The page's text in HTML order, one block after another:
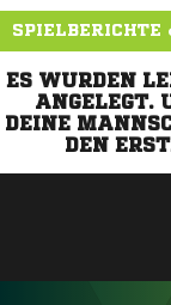
SPIELBERICHTE
ES WURDEN
ANGELEGT.
DEINE
DEN